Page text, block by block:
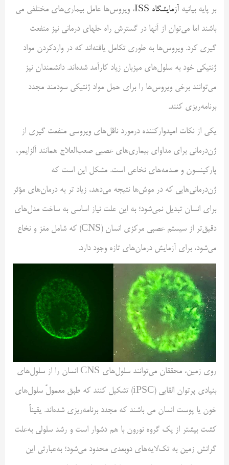
بر پایه بیانیه آزمایشگاه ISS
، ویروس‌ها عامل بیماری‌های مختلفی می
باشند اما می‌توان از آنها در گسترش راه حلهای درمانی نیز منفعت
گیری کرد. ویروس‌ها به طوری تکامل یافته‌اند که در واردکردن مواد
ژنتیکی خود به سلول‌های میزبان زیاد کارآمد شده‌اند. دانشمندان نیز
می‌توانند برخی ویروس‌ها را برای حمل مواد ژنتیکی سودمند مجدد
برنامه‌ریزی کنند.
یکی از نکات امیدوارکننده درمورد ناقل‌های ویروسی منفعت گیری از
ژن‌درمانی برای مداوای بیماری‌های عصبی صعب‌العلاج همانند آلزایمر،
پارکینسون و صدمه‌های نخاعی است. مشکل این است که
ژن‌درمانی‌هایی که در موش‌ها نتیجه می‌دهد، زیاد تر به درمان‌های مؤثر
برای انسان تبدیل نمی‌شود؛ به این علت نیاز اساسی به ساخت مدل‌های
دقیق‌تر از سیستم عصبی مرکزی انسان (CNS) که شامل مغز و نخاع
می‌شود، برای آزمایش درمان‌های تازه وجود دارد.
روی زمین، محققان می‌توانند سلول‌های CNS انسان را از سلول‌های
بنیادی پرتوان القایی (iPSC) تشکیل کنند که طبق معمولً سلول‌های
خون یا پوست انسان می باشند که مجدد برنامه‌ریزی شده‌اند. یقیناً
کشت بیشتر از یک گروه نورون با هم دشوار است و رشد سلولی به‌علت
گرانش زمین به تک‌لایه‌های دوبعدی محدود می‌شود؛ به‌عبارتی این